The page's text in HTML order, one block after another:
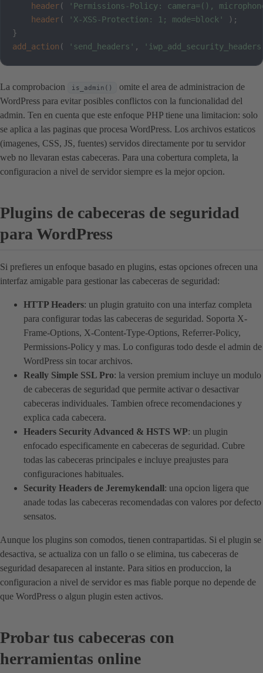
header(
'Permissions-Policy: camera=(),
header( 'X-XSS-Protection: 1; mode=block' ) ;
}
add_action ( 'send_headers' ,
La comprobacion is_admin()
omite el area de administracion de
WordPress para evitar posibles conflictos con la funcionalidad del
admin. Ten en cuenta que este enfoque PHP tiene una limitacion: solo
se aplica a las paginas que procesa WordPress. Los archivos estaticos
(imagenes, CSS, JS, fuentes) servidos directamente por tu servidor
web no llevaran estas cabeceras. Para una cobertura completa, la
configuracion a nivel de servidor siempre es la mejor opcion.
Plugins de cabeceras de seguridad
para WordPress
Si prefieres un enfoque basado en plugins, estas opciones ofrecen una
interfaz amigable para gestionar las cabeceras de seguridad:
HTTP Headers: un plugin gratuito con una interfaz completa
para configurar todas las cabeceras de seguridad. Soporta X-
Frame-Options, X-Content-Type-Options, Referrer-Policy,
Permissions-Policy y mas. Lo configuras todo desde el admin de
WordPress sin tocar archivos.
Really Simple SSL Pro: la version premium incluye un modulo
de cabeceras de seguridad que permite activar o desactivar
cabeceras individuales. Tambien ofrece recomendaciones y
explica cada cabecera.
Headers Security Advanced & HSTS WP: un plugin
enfocado especificamente en cabeceras de seguridad. Cubre
todas las cabeceras principales e incluye preajustes para
configuraciones habituales.
Security Headers de Jeremykendall: una opcion ligera que
anade todas las cabeceras recomendadas con valores por defecto
sensatos.
Aunque los plugins son comodos, tienen contrapartidas. Si el plugin se
desactiva, se actualiza con un fallo o se elimina, tus cabeceras de
seguridad desaparecen al instante. Para sitios en produccion, la
configuracion a nivel de servidor es mas fiable porque no depende de
que WordPress o algun plugin esten activos.
Probar tus cabeceras con
herramientas online